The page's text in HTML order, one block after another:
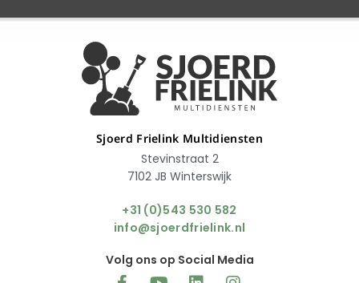
Sjoerd Frielink Multidiensten
Stevinstraat 2
7102 JB Winterswijk
+31 (0)543 530 582
info@sjoerdfrielink.nl
Volg ons op Social Media